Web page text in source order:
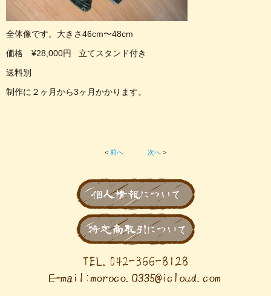
全体像です。大きさ46cm〜48cm
価格 ¥28,000円 立てスタンド付き
送料別
制作に２ヶ月から3ヶ月かかります。
< 前へ 次へ >